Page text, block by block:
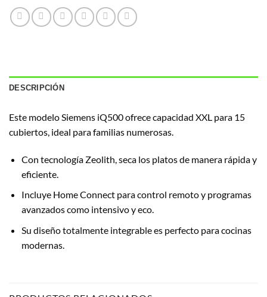
DESCRIPCIÓN
Este modelo Siemens iQ500 ofrece capacidad XXL para 15
cubiertos, ideal para familias numerosas.
Con tecnología Zeolith, seca los platos de manera rápida y
eficiente.
Incluye Home Connect para control remoto y programas
avanzados como intensivo y eco.
Su diseño totalmente integrable es perfecto para cocinas
modernas.